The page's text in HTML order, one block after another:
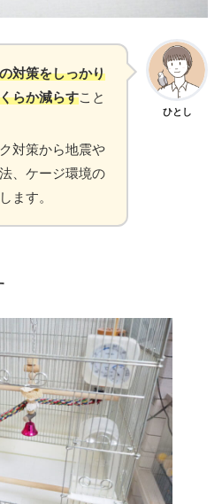
ひとし
対策をしっかり
らか減らすこと
対策から地震や
、ケージ環境の
ます。